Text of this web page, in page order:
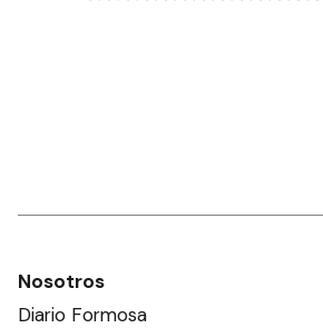
Nosotros
Diario Formosa